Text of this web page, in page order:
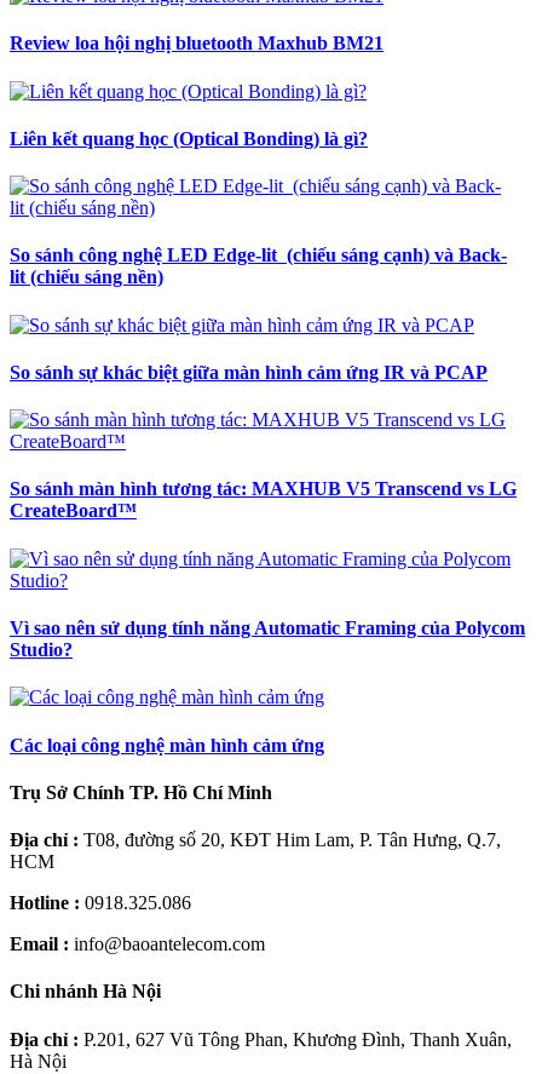
Review loa hội nghị bluetooth Maxhub BM21
Liên kết quang học (Optical Bonding) là gì?
So sánh công nghệ LED Edge-lit (chiếu sáng cạnh) và Back-
lit (chiếu sáng nền)
So sánh sự khác biệt giữa màn hình cảm ứng IR và PCAP
So sánh màn hình tương tác: MAXHUB V5 Transcend vs LG
CreateBoard™
Vì sao nên sử dụng tính năng Automatic Framing của Polycom
Studio?
Các loại công nghệ màn hình cảm ứng
Trụ Sở Chính TP. Hồ Chí Minh
Địa chỉ : T08, đường số 20, KĐT Him Lam, P. Tân Hưng, Q.7,
HCM
Hotline : 0918.325.086
Email : info@baoantelecom.com
Chi nhánh Hà Nội
Địa chỉ : P.201, 627 Vũ Tông Phan, Khương Đình, Thanh Xuân,
Hà Nội